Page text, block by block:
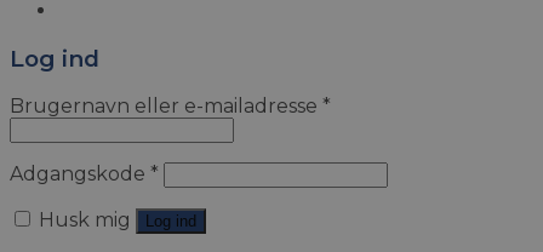
Log ind
Brugernavn eller e-mailadresse *
Adgangskode *
Husk mig
Log ind